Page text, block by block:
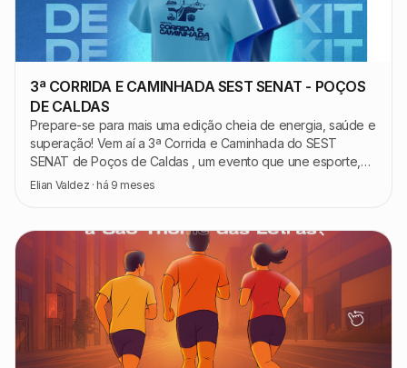
3ª CORRIDA E CAMINHADA SEST SENAT - POÇOS
DE CALDAS
Prepare-se para mais uma edição cheia de energia, saúde e
superação! Vem aí a 3ª Corrida e Caminhada do SEST
SENAT de Poços de Caldas , um evento que une esporte,
lazer e qualidade de vida para toda a
Elian Valdez · há 9 meses